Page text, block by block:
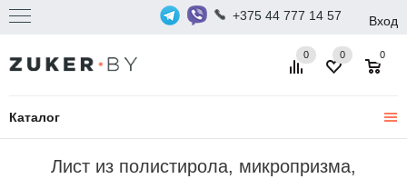
+375 44 777 14 57 Вход
Каталог
0 0
0
Лист из полистирола, микропризма,